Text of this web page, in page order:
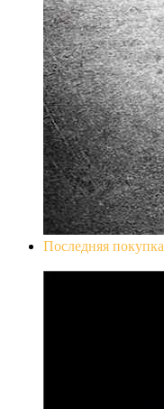
Последняя покупка